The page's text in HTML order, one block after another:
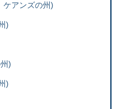
ケアンズの州)
)
)
)